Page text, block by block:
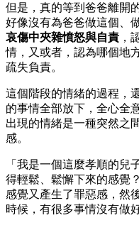
但是，真的等到爸爸離開
好像沒有為爸爸做這個
哀傷中夾雜憤怒與自責 ，
情，又或者，認為哪個地
疏失負責。
這個階段的情緒的過程，
的事情全部放下，全心全
出現的情緒是一種突然之
感。
「我是一個這麼孝順的兒
得輕鬆、鬆懈下來的感覺
感覺又產生了罪惡感，然
時候，有很多事情沒有做